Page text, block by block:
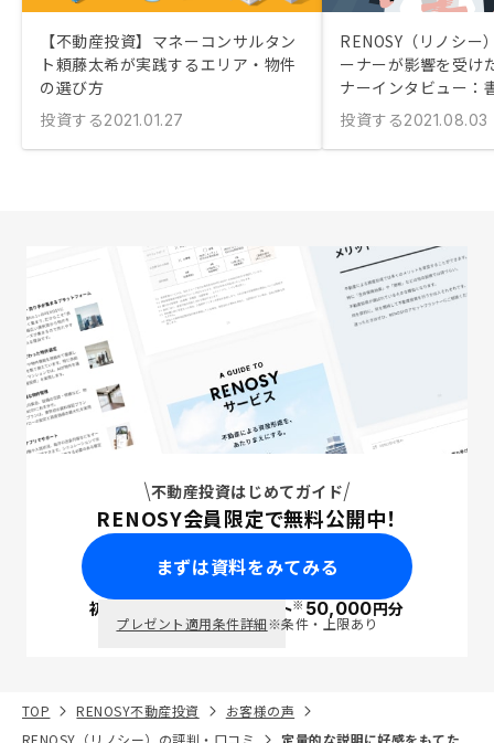
【不動産投資】マネーコンサルタン
ト頼藤太希が実践するエリア・物件
の選び方
投資する2021.01.27
RENOSY（リノシー
ーナーが影響を受け
ナーインタビュー：
投資する2021.08.03
不動産投資はじめてガイド
RENOSY会員限定で無料公開中！
まずは資料をみてみる
初回面談で ポイント※50,000円分
プレゼント適用条件詳細※条件・上限あり
TOP RENOSY不動産投資
お客様の声
RENOSY（リノシー）の評判・口コミ
定量的な説明に好感をもてた